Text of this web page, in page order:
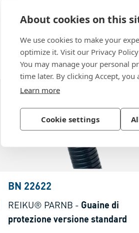
About cookies on this
We use cookies to make your
optimize it. Visit our Privacy
You may manage your personal
time later. By clicking Accept,
Learn more
Cookie settings
BN 22622
REIKU® PARNB - Guaine di
protezione versione standard